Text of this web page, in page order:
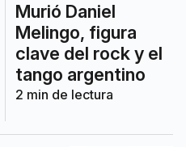
Murió Daniel
Melingo, figura
clave del rock y el
tango argentino
2 min de lectura